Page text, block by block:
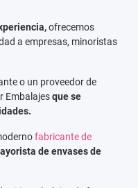
ofrecemos
a empresas, minoristas
o un proveedor de
Embalajesque se
fabricante de
de envases de